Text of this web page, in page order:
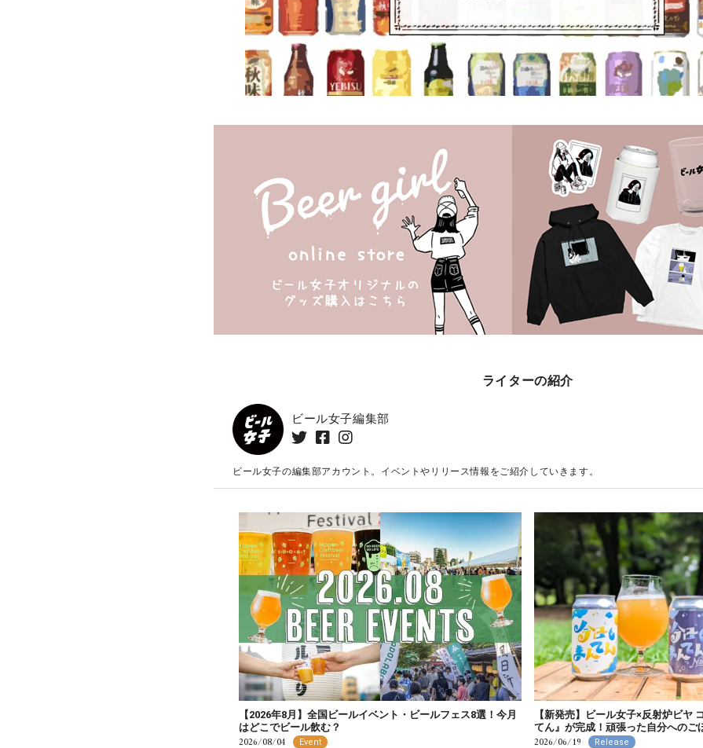
ライターの紹介
ビール女子編集部
ビール女子の編集部アカウント。イベントやリリース情報をご紹介していきます。
【2026年8月】全国ビールイベント・ビールフェス8選！今月
はどこでビール飲む？
2026/08/04 Event
【新発売】ビール女子×反射炉ビヤ
てん』が完成！頑張った自分へのご
2026/06/19 Release